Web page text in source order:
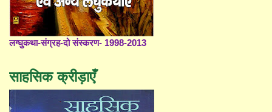
लग्घुकथा-संग्रह-दो संस्करण- 1998-2013
साहसिक क्रीड़ाएँ